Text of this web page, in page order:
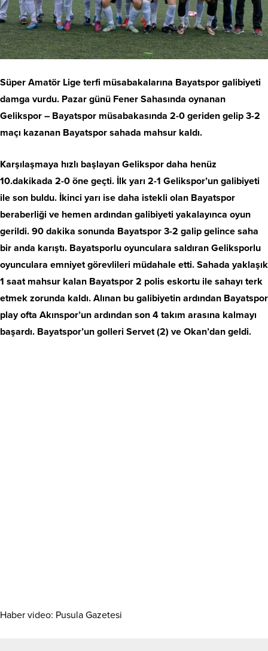
Süper Amatör Lige terfi müsabakalarına Bayatspor galibiyeti
damga vurdu. Pazar günü Fener Sahasında oynanan
Gelikspor – Bayatspor müsabakasında 2-0 geriden gelip 3-2
maçı kazanan Bayatspor sahada mahsur kaldı.
Karşılaşmaya hızlı başlayan Gelikspor daha henüz
10.dakikada 2-0 öne geçti. İlk yarı 2-1 Gelikspor’un galibiyeti
ile son buldu. İkinci yarı ise daha istekli olan Bayatspor
beraberliği ve hemen ardından galibiyeti yakalayınca oyun
gerildi. 90 dakika sonunda Bayatspor 3-2 galip gelince saha
bir anda karıştı. Bayatsporlu oyunculara saldıran Geliksporlu
oyunculara emniyet görevlileri müdahale etti. Sahada yaklaşık
1 saat mahsur kalan Bayatspor 2 polis eskortu ile sahayı terk
etmek zorunda kaldı. Alınan bu galibiyetin ardından Bayatspor
play ofta Akınspor’un ardından son 4 takım arasına kalmayı
başardı. Bayatspor’un golleri Servet (2) ve Okan’dan geldi.
Haber video: Pusula Gazetesi